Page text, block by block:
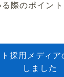
際のポイン
採用メディ
しました